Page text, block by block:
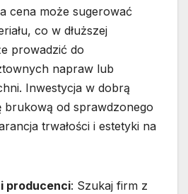
cena może sugerować
co w dłuższej
prowadzić do
napraw lub
Inwestycja w dobrą
brukową od sprawdzonego
trwałości i estetyki na
producenci: Szukaj firm z